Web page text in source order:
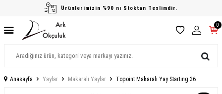
Ürünlerimizin %90 nı Stoktan Teslimdir.
0
Anasayfa Yaylar Makaralı Yaylar Topoint Makaralı Yay Starting 36